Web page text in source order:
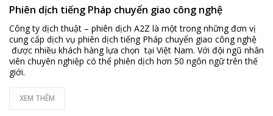
Phiên dịch tiếng Pháp chuyển giao công nghệ
Công ty dịch thuật – phiên dịch A2Z là một trong những đơn vị
cung cấp dịch vụ phiên dịch tiếng Pháp chuyển giao công nghệ
được nhiều khách hàng lựa chọn tại Việt Nam. Với đội ngũ nhân
viên chuyên nghiệp có thể phiên dịch hơn 50 ngôn ngữ trên thế
giới.
XEM THÊM